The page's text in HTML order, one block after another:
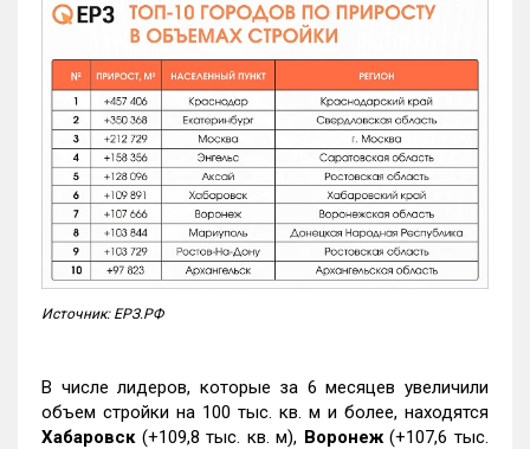
Источник: ЕРЗ.РФ
В числе лидеров, которые за 6 месяцев увеличили
объем стройки на 100 тыс. кв. м и более, находятся
Хабаровск (+109,8 тыс. кв. м), Воронеж(+107,6 тыс.